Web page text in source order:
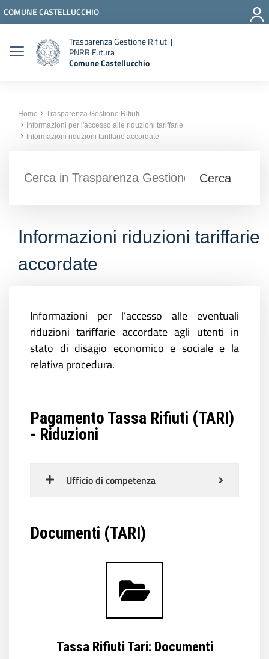
Vai ai contenuti
Vai al menu di navigazione
Vai al footer
COMUNE CASTELLUCCHIO
Trasparenza Gestione Rifiuti |
PNRR Futura
Comune Castellucchio
Home
Trasparenza Gestione Rifiuti
Informazioni per l'accesso alle riduzioni tariffarie
Informazioni riduzioni tariffarie accordate
Informazioni riduzioni tariffarie
accordate
Informazioni per l’accesso alle eventuali
riduzioni tariffarie accordate agli utenti in
stato di disagio economico e sociale e la
relativa procedura.
Pagamento Tassa Rifiuti (TARI)
- Riduzioni
Ufficio di competenza
Documenti (TARI)
Tassa Rifiuti Tari: Documenti